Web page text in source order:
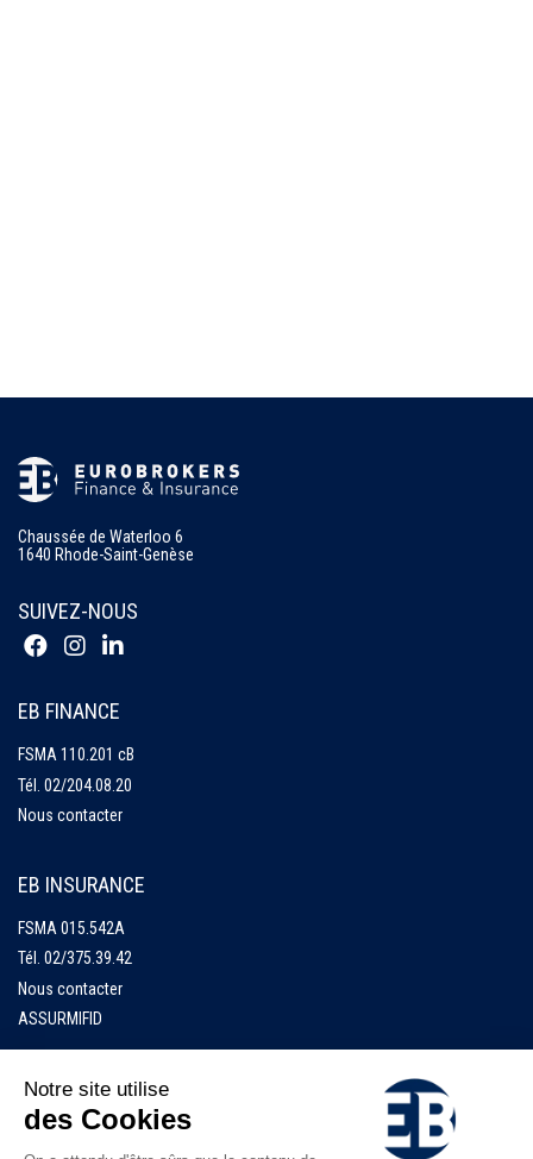
Chaussée de Waterloo 6
1640 Rhode-Saint-Genèse
SUIVEZ-NOUS
EB FINANCE
FSMA 110.201 cB
Tél. 02/204.08.20
Nous contacter
EB INSURANCE
FSMA 015.542A
Tél. 02/375.39.42
Nous contacter
ASSURMIFID
Accueil
EB Finance